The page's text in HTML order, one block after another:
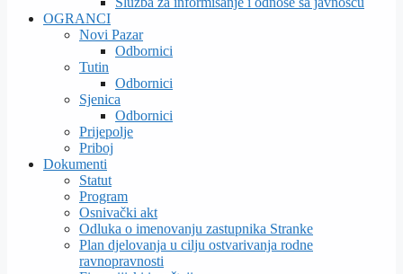
OGRANCI
Novi Pazar
Odbornici
Tutin
Odbornici
Sjenica
Odbornici
Prijepolje
Priboj
Dokumenti
Statut
Program
Osnivački akt
Odluka o imenovanju zastupnika Stranke
Plan djelovanja u cilju ostvarivanja rodne
ravnopravnosti